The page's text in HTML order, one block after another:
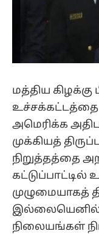
மத்திய கிழக்கு
உச்சக்கட்டத்தை
அமெரிக்க
முக்கியத்
நிறுத்தத்தை
முழுமையாகத்
இல்லையெனில்
நிலையங்கள்